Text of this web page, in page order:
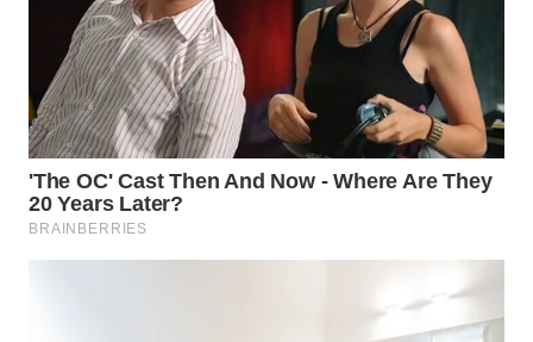
WN
INDRAMAYU
WN
KUNINGAN
WN